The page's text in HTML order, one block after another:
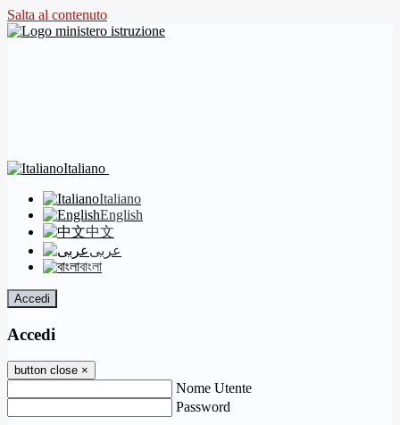
Salta al contenuto
Italiano
Italiano
English
中文
عربى
বাংলা
Accedi
Accedi
button close ×
Nome Utente
Password